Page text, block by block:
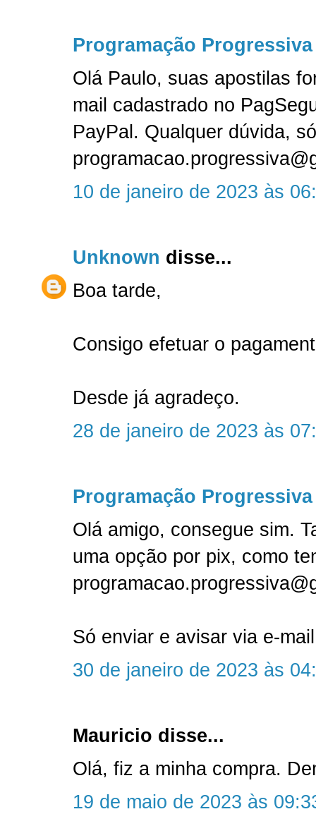
Programação Progressiva
Olá Paulo, suas apostilas
mail cadastrado no
PayPal. Qualquer dúvida,
10 de janeiro de 2023 às
Unknown disse...
Boa tarde,
Consigo efetuar o
Desde já agradeço.
28 de janeiro de 2023 às
Programação Progressiva
Olá amigo, consegue sim.
uma opção por pix, como
Só enviar e avisar via e-
30 de janeiro de 2023 às
Mauricio disse...
Olá, fiz a minha compra.
19 de maio de 2023 às